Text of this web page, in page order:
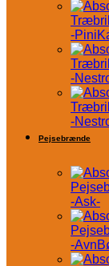
-
-
-
Pejsebrænde
-Ask-
-